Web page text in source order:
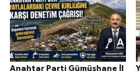
Anahtar Parti Gümüşhane İl